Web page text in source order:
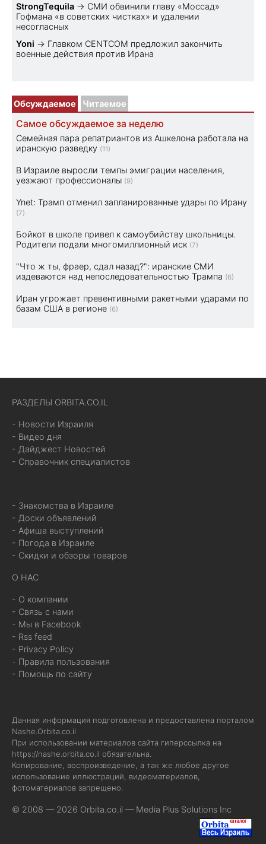
StrongTequila → СМИ обвинили главу «Моссад»
Гофмана «в советских чистках» и удалении
несогласных
Yoni → Главком CENTCOM предложил закончить
военные действия против Ирана
Обсуждаемое Читаемое
Самое обсуждаемое за неделю
Семейная пара репатриантов из Ашкелона работала на
иранскую разведку (11)
В Израиле выросли темпы эмиграции населения,
уезжают профессионалы (9)
Ynet: Трамп отменил запланированные удары по Ирану
(7)
Бойкот в школе привел к самоубийству школьницы.
Родители подали многомиллионный иск (7)
"Что ж ты, фраер, сдал назад?": иранские СМИ
издеваются над непоследовательностью Трампа (6)
Иран угрожает превентивными ракетными ударами по
базам США в регионе (6)
РАЗДЕЛЫ ORBITA.CO.IL
- Новости Израиля
- Видео дня
- Дайджест Новостей
- Справочник специалистов
- Знакомства в Израиле
- Доски объявлений
- Афиша выступлений
- Погода в Израиле
- Скидки и обзоры товаров
О НАС
- О компании
- Связь с нами
- Мы в Facebook
- Rss feed
- Privacy Policy
- Правила пользования
- Помощь по сайту
Данная информация подготовлена и предоставлена порталом
Nashe.Orbita.co.il
При использовании материалов сайта гиперссылка на
https://nashe.orbita.co.il обязательна.
Копирование, воспроизведение, а так же любое другое
использование иллюстраций, видеоматериалов,
фотоматериалов запрещено.
© 2008 — 2026 Orbita.co.il — Media Plus Solutions Inc